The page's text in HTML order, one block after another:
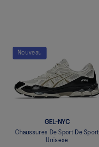
Quickview
Nouveau
GEL-NYC
Chaussures De Sport De Sport
Unisexe